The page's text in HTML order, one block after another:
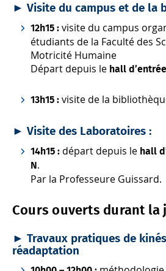
► Visite du campus et de la
12h15 : visite du campus
étudiants de la Faculté des
Motricité Humaine
Départ depuis le hall
13h15 : visite de la
► Visite des Laboratoires :
14h15 : départ depuis le hall
N .
Par la Professeure Guissard.
Cours ouverts durant la
► Travaux pratiques de
réadaptation